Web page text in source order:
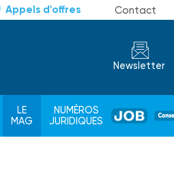
Appels d'offres Contact
Newsletter
LE
MAG
NUMÉROS
JURIDIQUES
JOB